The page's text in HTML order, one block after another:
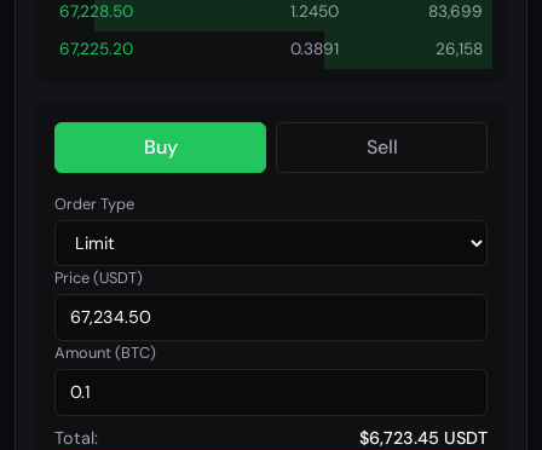
67,228.50
1.2450
83,699
67,225.20
0.3891 26,158
Buy Sell
Order Type
Price (USDT)
Amount (BTC)
Total: $6,723.45 USDT